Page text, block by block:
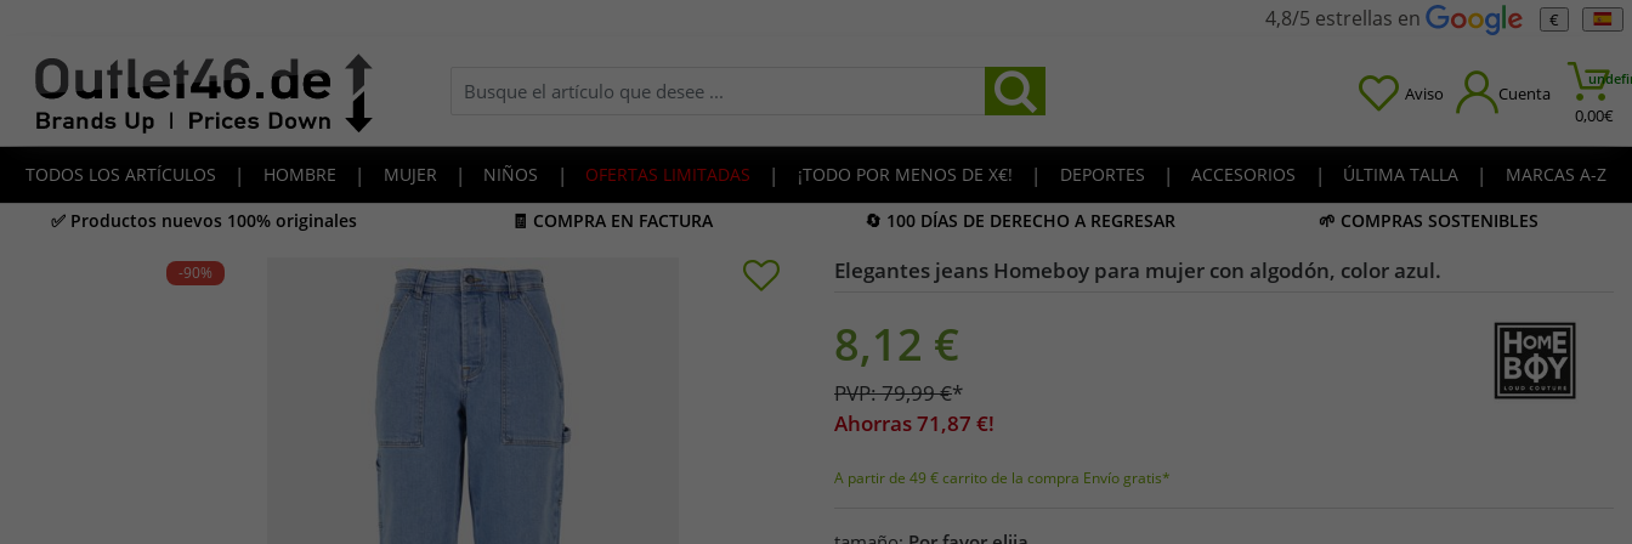
4,8/5 estrellas en €
Aviso Cuenta
0,00€
TODOS LOS ARTÍCULOS | HOMBRE | MUJER | NIÑOS | OFERTAS LIMITADAS | ¡TODO POR MENOS DE X€! | DEPORTES | ACCESORIOS | ÚLTIMA TALLA |
MARCAS A-Z
✅ Productos nuevos 100% originales
🧾 COMPRA EN FACTURA 🔄 100 DÍAS DE DERECHO A REGRESAR 🌱 COMPRAS SOSTENIBLES
-90% Elegantes jeans Homeboy para mujer con algodón, color azul.
8,12 €
PVP:79,99€*
Ahorras71,87 €!
A partir de 49 € carrito de la compra Envío gratis*